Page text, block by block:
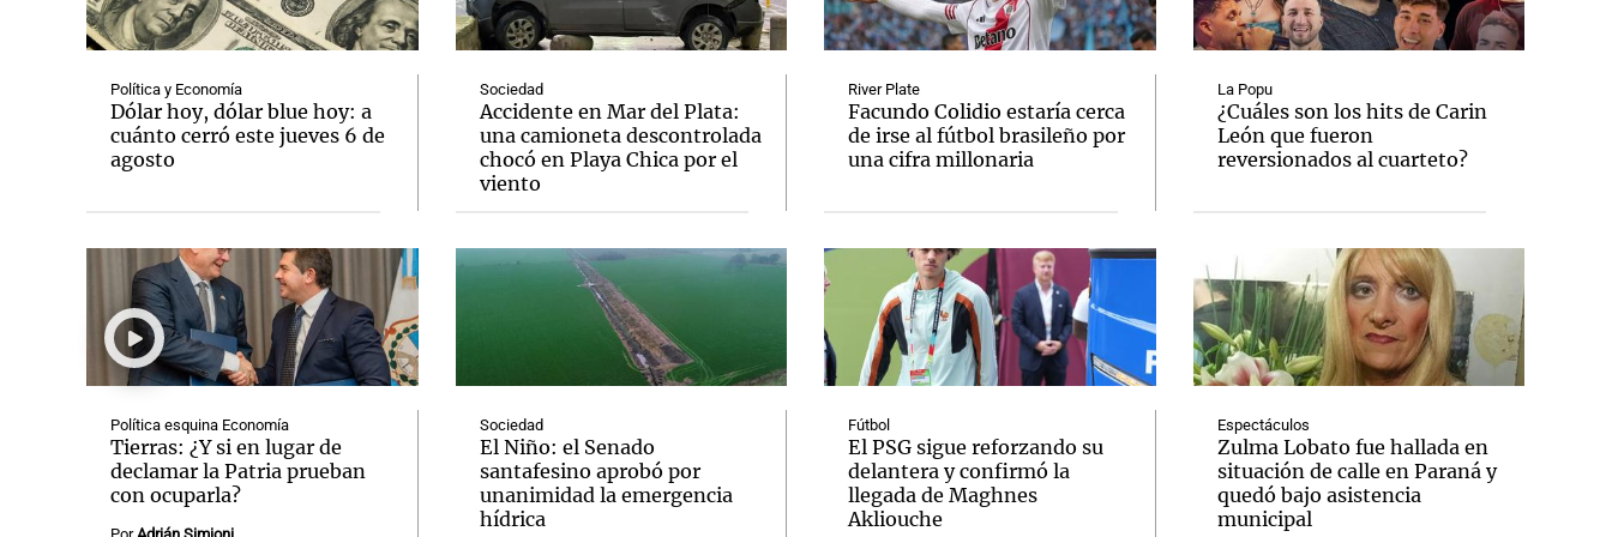
Política y Economía
Dólar hoy, dólar blue hoy: a
cuánto cerró este jueves 6 de
agosto
Política esquina Economía
Tierras: ¿Y si en lugar de
declamar la Patria prueban
con ocuparla?
Sociedad
Accidente en Mar del Plata:
una camioneta descontrolada
chocó en Playa Chica por el
viento
Sociedad
El Niño: el Senado
santafesino aprobó por
unanimidad la emergencia
hídrica
River Plate
Facundo Colidio estaría cerca
de irse al fútbol brasileño por
una cifra millonaria
Fútbol
El PSG sigue reforzando su
delantera y confirmó la
llegada de Maghnes
Akliouche
La Popu
¿Cuáles son los hits de Carin
León que fueron
reversionados al cuarteto?
Espectáculos
Zulma Lobato fue hallada en
situación de calle en Paraná y
quedó bajo asistencia
municipal
Notas
El huracán de Arequito Cadena 3 en Groenlandia
Notas